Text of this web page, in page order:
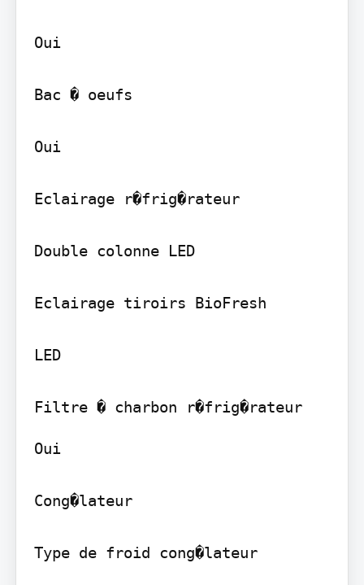
Oui
Bac � oeufs
Oui
Eclairage r�frig�rateur
Double colonne LED
Eclairage tiroirs BioFresh
LED
Filtre � charbon r�frig�rateur
Oui
Cong�lateur
Type de froid cong�lateur